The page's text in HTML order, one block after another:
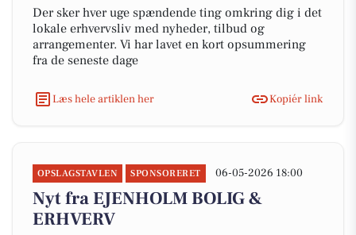
Der sker hver uge spændende ting omkring dig i det
lokale erhvervsliv med nyheder, tilbud og
arrangementer. Vi har lavet en kort opsummering
fra de seneste dage
Læs hele artiklen her Kopiér link
OPSLAGSTAVLEN SPONSORERET 06-05-2026 18:00
Nyt fra EJENHOLM BOLIG &
ERHVERV